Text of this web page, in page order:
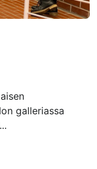
galleriassa